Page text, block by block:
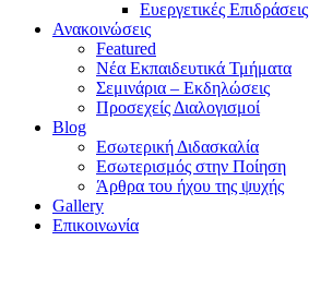
Ευεργετικές Επιδράσεις
Ανακοινώσεις
Featured
Νέα Εκπαιδευτικά Τμήματα
Σεμινάρια – Εκδηλώσεις
Προσεχείς Διαλογισμοί
Blog
Εσωτερική Διδασκαλία
Εσωτερισμός στην Ποίηση
Άρθρα του ήχου της ψυχής
Gallery
Επικοινωνία